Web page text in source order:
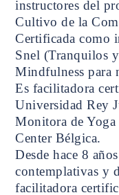
instructores del
Cultivo de la
Certificada como
Snel (Tranquilos
Mindfulness para
Es facilitadora
Universidad Rey
Monitora de
Center Bélgica.
Desde hace 8
contemplativas y
facilitadora